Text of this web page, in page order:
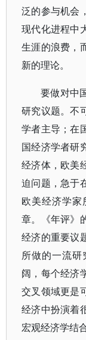
泛的参与机会
现代化进程中
生涯的浪费，
新的理论。
要做对中
研究议题。不
学者主导；在
国经济学者研
经济体，欧美
迫问题，急于
欧美经济学
章。《年评》
经济的重要议
所做的一流
阔，每个经济
交叉领域更是
经济中扮演着
宏观经济学结